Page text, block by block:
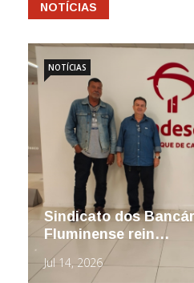
NOTÍCIAS
Sindicato dos
Fluminense rein…
Jul 14, 2026
NOTÍCIAS